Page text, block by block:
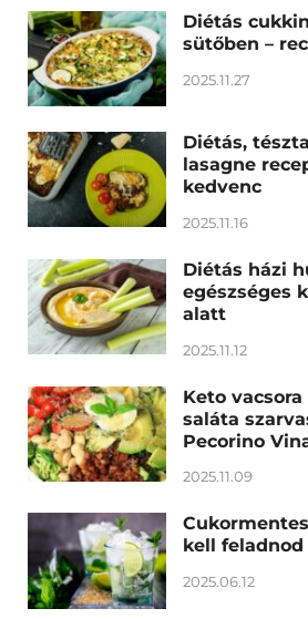
Diétás
sütőben –
2025.11.27
Diétás,
lasagne
kedvenc
2025.11.16
Diétás házi
egészséges
alatt
2025.11.12
Keto
saláta
Pecorino
2025.11.09
kell
2025.06.12